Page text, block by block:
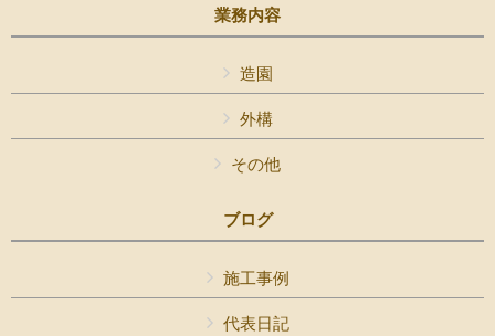
業務内容
造園
外構
その他
ブログ
施工事例
代表日記